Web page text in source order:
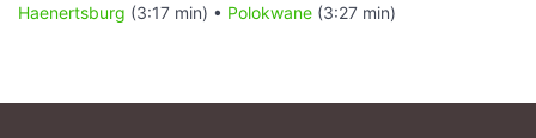
Haenertsburg (3:17 min) • Polokwane (3:27 min)